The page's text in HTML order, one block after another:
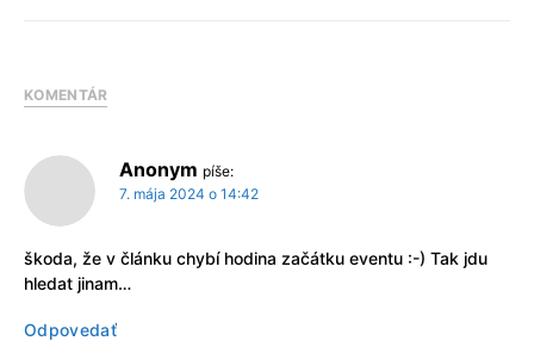
KOMENTÁR
Anonym píše:
7. mája 2024 o 14:42
škoda, že v článku chybí hodina začátku eventu :-) Tak jdu
hledat jinam…
Odpovedať